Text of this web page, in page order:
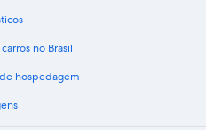
no Brasil
hospedagem